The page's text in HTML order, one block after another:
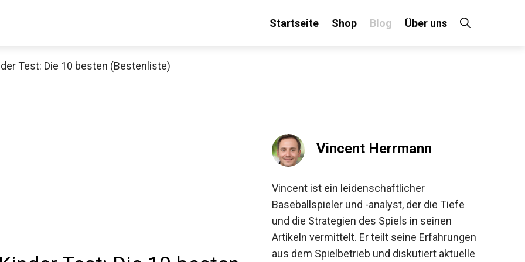
Startseite Shop Blog Über uns
Test: Die 10 besten (Bestenliste)
Vincent Herrmann
Vincent ist ein leidenschaftlicher
Baseballspieler und -analyst, der die Tiefe
und die Strategien des Spiels in seinen
Artikeln vermittelt. Er teilt seine
Erfahrungen aus dem Spielbetrieb und
dir jetzt die meistverkauften Produkte im Sale bei Decathlon an!